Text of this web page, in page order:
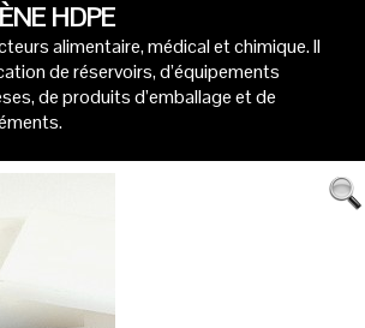
HDPE
alimentaire, médical et chimique. Il
de réservoirs, d’équipements
de produits d’emballage et de